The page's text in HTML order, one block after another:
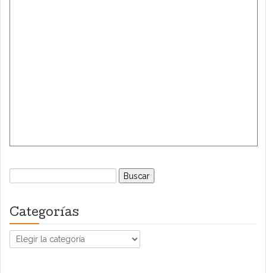
Buscar:
Categorías
Categorías